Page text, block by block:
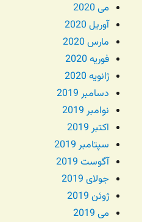
می 2020
آوریل 2020
مارس 2020
فوریه 2020
ژانویه 2020
دسامبر 2019
نوامبر 2019
اکتبر 2019
سپتامبر 2019
آگوست 2019
جولای 2019
ژوئن 2019
می 2019